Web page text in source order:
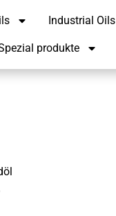
Industrial Oils
produkte